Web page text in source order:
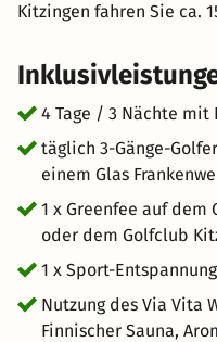
Kitzingen fahren Sie ca.
4 Tage / 3 Nächte mit
täglich 3-Gänge-
einem Glas
1 x Greenfee auf
oder dem Golfclub
1 x Sport-
Nutzung des Via Vita
Finnischer Sauna,